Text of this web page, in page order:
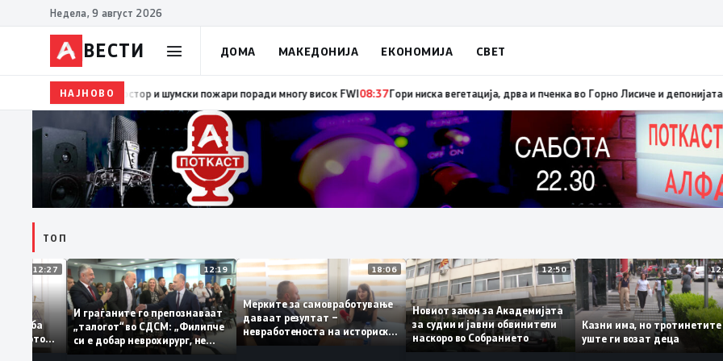
Недела, 9 август 2026
ВЕСТИ ДОМА МАКЕДОНИЈА ЕКОНОМИЈА СВЕТ
НАЈНОВО
08:38 ЦУК: Попладнево зголемен ризик од појава и брзо ширење на пожари на отворен простор и шумски пожари поради
ТОП
12:27
За
треба
домашното
12:19
И граѓаните го препознаваат
„талогот“ во СДСМ: „Филипче
си е добар неврохирург, не
треба се занимава со
18:06
Мерките за самовработување
даваат резултат –
невработеноста на историски
најниско ниво од 11,3%
12:50
Новиот закон за Академијата
за судии и јавни обвинители
наскоро во Собранието
Казни има, но
уште ги возат деца